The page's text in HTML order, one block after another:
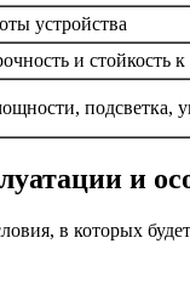
устройства
и стойкость к
подсветка,
и
в которых